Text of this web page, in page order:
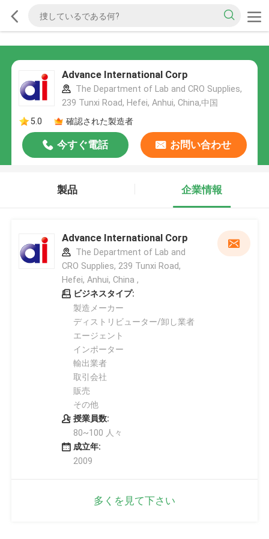
Advance International Corp
The Department of Lab and CRO Supplies,
239 Tunxi Road, Hefei, Anhui, China,中国
5.0
確認された製造者
今すぐ電話 お問い合わせ
製品 企業情報
Advance International Corp
The Department of Lab and
CRO Supplies, 239 Tunxi Road,
Hefei, Anhui, China ,
ビジネスタイプ:
製造メーカー
ディストリビューター/卸し業者
エージェント
インポーター
輸出業者
取引会社
販売
その他
授業員数:
80~100 人々
成立年:
2009
多くを見て下さい